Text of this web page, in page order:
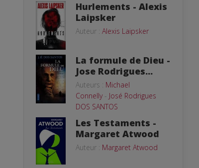
Hurlements - Alexis
Laipsker
Auteur : Alexis Laipsker
La formule de Dieu -
Jose Rodrigues...
Auteurs : Michael
Connelly- José Rodrigues
DOS SANTOS
Les Testaments -
Margaret Atwood
Auteur : Margaret Atwood